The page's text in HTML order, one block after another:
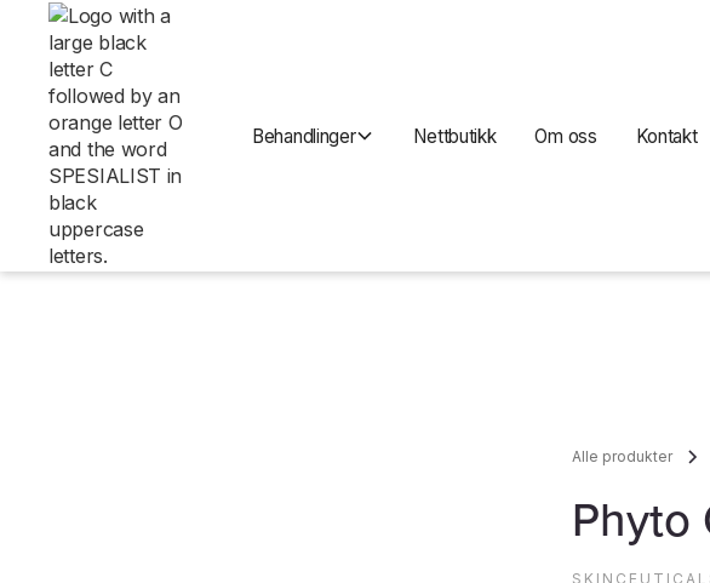
Behandlinger Nettbutikk Om oss Kontakt
Alle produkter
Phyto